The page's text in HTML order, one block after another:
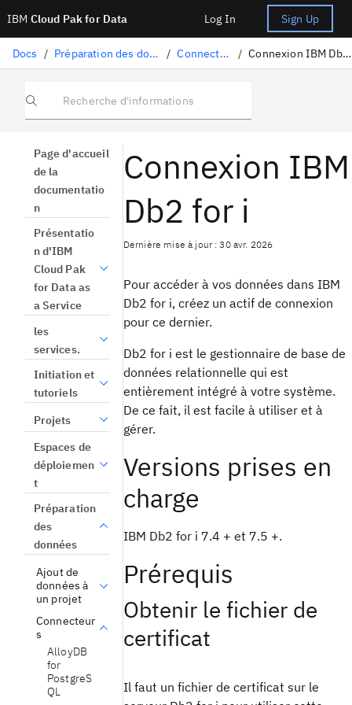
IBM Cloud Pak for Data Log In Sign Up
Docs / Préparation des données / Connecteurs / Connexion IBM Db2 for i
Recherche d'informations
Page d'accueil
de la
documentatio
n
Présentatio
n d'IBM
Cloud Pak
for Data as
a Service
les
services.
Initiation et
tutoriels
Projets
Espaces de
déploiemen
t
Préparation
des
données
Ajout de
données à
un projet
Connecteur
s
AlloyDB
for
PostgreS
QL
Connexion IBM
Db2 for i
Dernière mise à jour : 30 avr. 2026
Pour accéder à vos données dans IBM
Db2 for i, créez un actif de connexion
pour ce dernier.
Db2 for i est le gestionnaire de base de
données relationnelle qui est
entièrement intégré à votre système.
De ce fait, il est facile à utiliser et à
gérer.
Versions prises en
charge
IBM Db2 for i 7.4 + et 7.5 +.
Prérequis
Obtenir le fichier de
certificat
Il faut un fichier de certificat sur le